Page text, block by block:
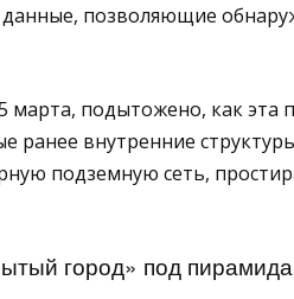
позволяющие
марта, подытожено, как эта
ранее внутренние
подземную сеть,
город» под